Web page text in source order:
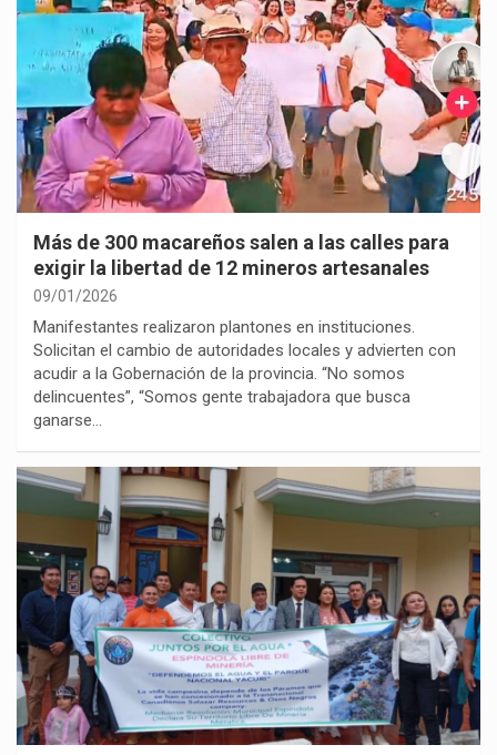
Más de 300 macareños salen a las calles para
exigir la libertad de 12 mineros artesanales
09/01/2026
Manifestantes realizaron plantones en instituciones.
Solicitan el cambio de autoridades locales y advierten con
acudir a la Gobernación de la provincia. “No somos
delincuentes”, “Somos gente trabajadora que busca
ganarse…